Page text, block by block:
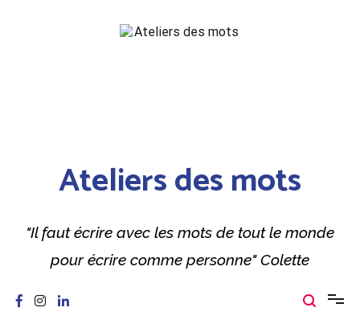
Ateliers des mots
"Il faut écrire avec les mots de tout le monde
pour écrire comme personne" Colette